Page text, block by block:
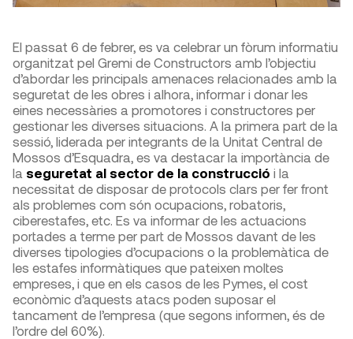
El passat 6 de febrer, es va celebrar un fòrum informatiu
organitzat pel Gremi de Constructors amb l’objectiu
d’abordar les principals amenaces relacionades amb la
seguretat de les obres i alhora, informar i donar les
eines necessàries a promotores i constructores per
gestionar les diverses situacions. A la primera part de la
sessió, liderada per integrants de la Unitat Central de
Mossos d’Esquadra, es va destacar la importància de
la seguretat al sector de la construcció i la
necessitat de disposar de protocols clars per fer front
als problemes com són ocupacions, robatoris,
ciberestafes, etc. Es va informar de les actuacions
portades a terme per part de Mossos davant de les
diverses tipologies d’ocupacions o la problemàtica de
les estafes informàtiques que pateixen moltes
empreses, i que en els casos de les Pymes, el cost
econòmic d’aquests atacs poden suposar el
tancament de l’empresa (que segons informen, és de
l’ordre del 60%).